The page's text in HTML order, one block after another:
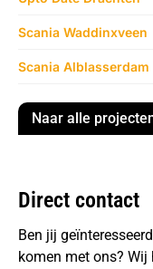
Scania Waddinxveen
Scania Alblasserdam
Naar alle
Direct contact
Ben jij
komen met ons?